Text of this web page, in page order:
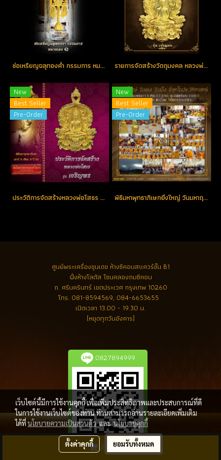
สั่งซื้อสินค้า
ช่อเหรียญฉลุทองคำ กรรมการ หมายเลขช่อ No. 1 ตอกโค้ด (ขายแล้ว) รายการจัดสร้างวัตถุมงคล หลวงพ่อโสธร รุ่น เจริญพร
New
Best Seller
Pre-Order
ประวัติการจัดสร้างหลวงพ่อโสธร รุ่น เจริญพร ปี 2555
New
Best Seller
Pre-Order
พิธีมหาพุทธาภิเษกยิ่งใหญ่ วันมหาฤกษ์ มหามงคล แห่งปี วันเสาร์ที่ 5 เดือน 5 ปี 2555 ณ พระอุโบสถ วัดโสธรวรารามวรวิหาร
ศูนย์พระเครื่องขุนเดช ห้างซีคอนสแควร์ชั้น B1
ฝั่งห้างโลตัส โซนคลองถมซีคอน
ถ. ศรีนครินทร์ เขตประเวศ กรุงเทพ 10260
โทร. 081-8594569, 084-6653655
เปิดเวลา 13.00 - 19.30 น.
(หยุดทุกวันอังคาร)
0827894999
เว็บไซต์นี้มีการใช้งานคุกกี้ เพื่อเพิ่มประสิทธิภาพและประสบการณ์ที่ดี
ในการใช้งานเว็บไซต์ของท่าน ท่านสามารถอ่านรายละเอียดเพิ่มเติม
ได้ที่นโยบายความเป็นส่วนตัวและ นโยบายคุกกี้
ตั้งค่าคุกกี้ ยอมรับทั้งหมด